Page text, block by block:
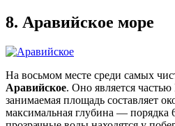
8. Аравийское море
На восьмом месте среди самых
Аравийское. Оно является
занимаемая площадь составляет
максимальная глубина — порядка